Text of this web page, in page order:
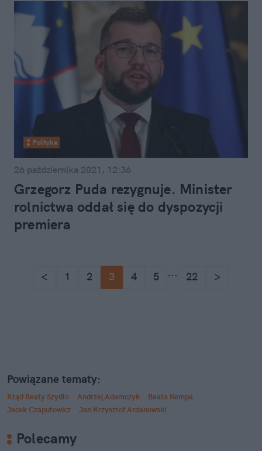
Polityka
26 października 2021, 12:36
Grzegorz Puda rezygnuje. Minister
rolnictwa oddał się do dyspozycji
premiera
< 1 2 3 4 5 ... 22 >
Powiązane tematy:
Rząd Beaty Szydło Andrzej Adamczyk
Beata Kempa
Jacek Czaputowicz
Jan Krzysztof Ardanowski
Polecamy